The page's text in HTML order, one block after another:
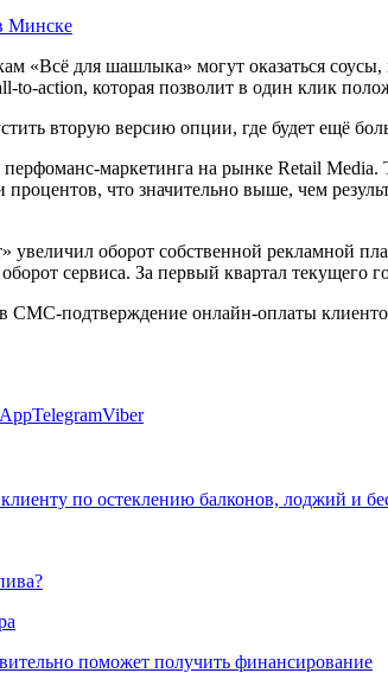
Минске
«Всё для шашлыка» могут оказаться
to-action, которая позволит в один клик
вторую версию опции, где будет ещё
маркетинга на рынке Retail Media.
что значительно выше, чем
увеличил оборот собственной рекламной
сервиса. За первый квартал текущего
СМС-подтверждение онлайн-оплаты
TelegramViber
по остеклению балконов, лоджий и
поможет получить финансирование